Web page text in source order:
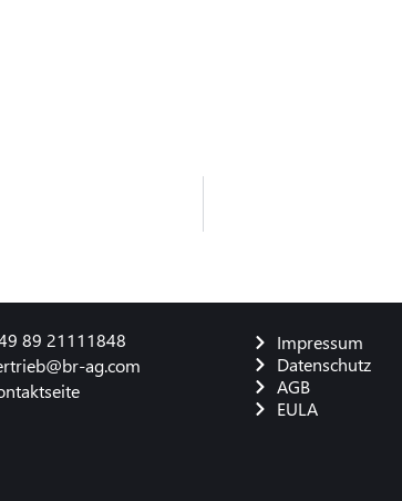
89 21111848
ag.com
Impressum
Datenschutz
AGB
EULA